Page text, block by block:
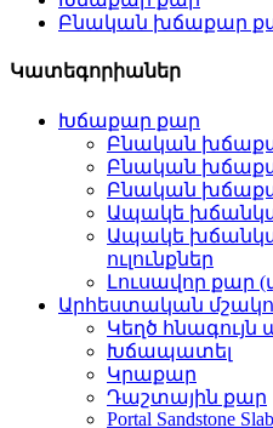
Բնական խճաքար
Կատեգորիաներ
Խճաքար քար
Բնական
Բնական
Բնական
Ապակե
Ապակե
ուլունքներ
Լուսավոր քար
Արհեստական
Կեղծ հնագույն
Խճապատել
Կրաքար
Դաշտային քար
Portal Sandstone Slab